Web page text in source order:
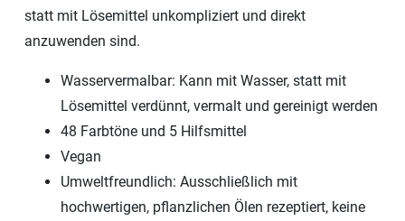
statt mit Lösemittel unkompliziert und direkt
anzuwenden sind.
Wasservermalbar: Kann mit Wasser, statt mit
Lösemittel verdünnt, vermalt und gereinigt werden
48 Farbtöne und 5 Hilfsmittel
Vegan
Umweltfreundlich: Ausschließlich mit
hochwertigen, pflanzlichen Ölen rezeptiert, keine